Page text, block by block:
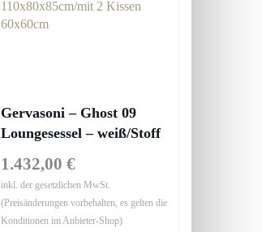
Gervasoni – Ghost 09
Loungesessel – weiß/Stoff
110x80x85cm/mit 2 Kissen
60x60cm
1.432,00 €
inkl. der gesetzlichen MwSt.
(Preisänderungen vorbehalten, es gelten die
Konditionen im Anbieter-Shop)